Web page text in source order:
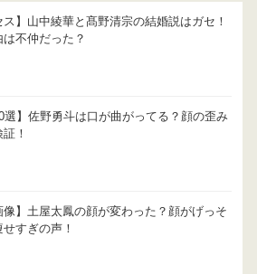
ス】山中綾華と髙野清宗の結婚説はガセ！
は不仲だった？
選】佐野勇斗は口が曲がってる？顔の歪み
！
像】土屋太鳳の顔が変わった？顔がげっそ
すぎの声！